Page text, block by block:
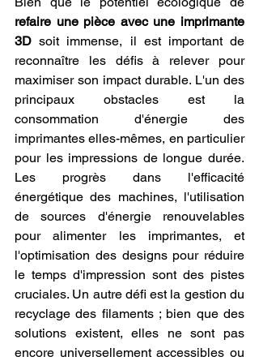
refaire une pièce avec une imprimante
3D soit immense, il est important de
reconnaître les défis à relever pour
maximiser son impact durable. L'un des
principaux obstacles est la
consommation d'énergie des
imprimantes elles-mêmes, en particulier
pour les impressions de longue durée.
Les progrès dans l'efficacité
énergétique des machines, l'utilisation
de sources d'énergie renouvelables
pour alimenter les imprimantes, et
l'optimisation des designs pour réduire
le temps d'impression sont des pistes
cruciales. Un autre défi est la gestion du
recyclage des filaments ; bien que des
solutions existent, elles ne sont pas
encore universellement accessibles ou